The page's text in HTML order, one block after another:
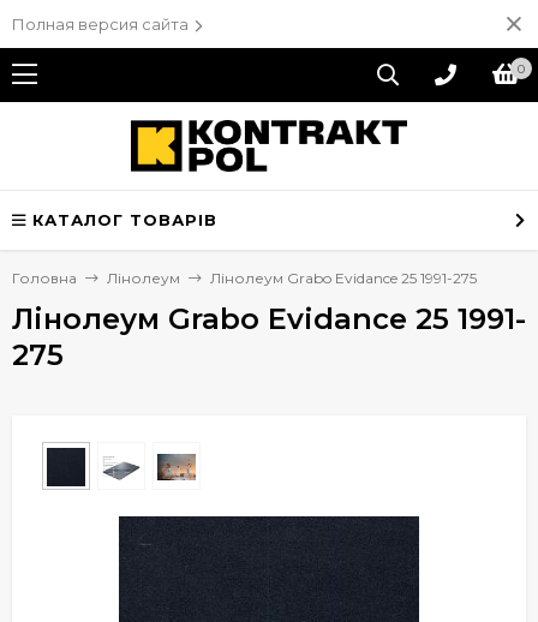
Полная версия сайта
0
КАТАЛОГ ТОВАРІВ
Головна Лінолеум Лінолеум Grabo Evidance 25 1991-275
Лінолеум Grabo Evidance 25 1991-
275